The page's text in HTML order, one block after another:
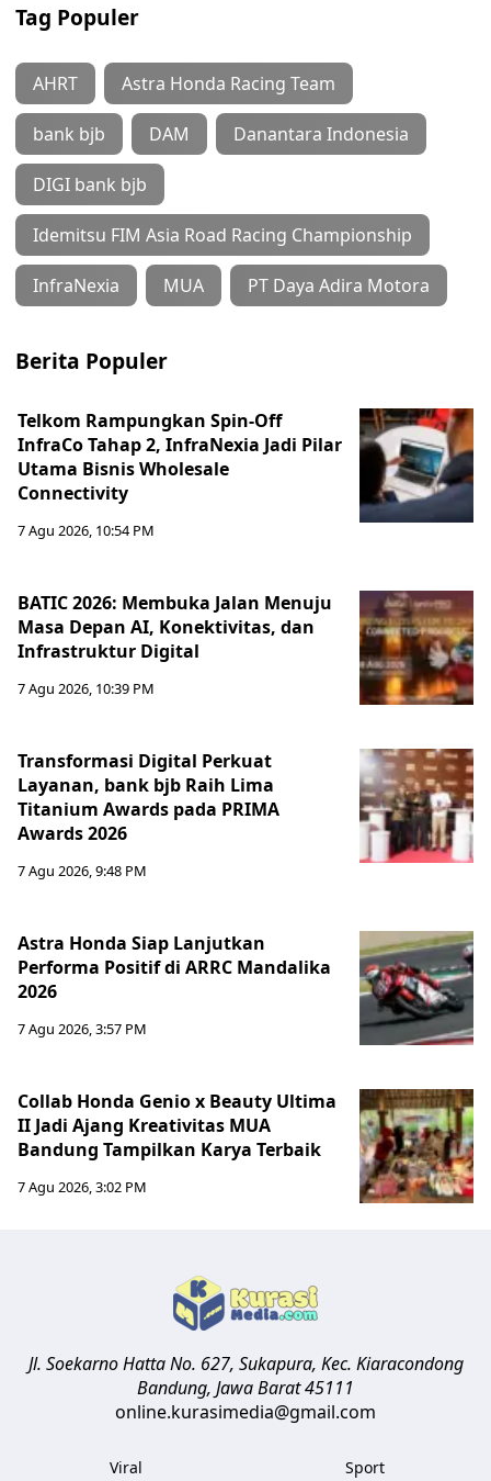
Tag Populer
AHRT Astra Honda Racing Team
bank bjb DAM Danantara Indonesia
DIGI bank bjb
Idemitsu FIM Asia Road Racing Championship
InfraNexia MUA PT Daya Adira Motora
Berita Populer
Telkom Rampungkan Spin-Off
InfraCo Tahap 2, InfraNexia Jadi Pilar
Utama Bisnis Wholesale
Connectivity
7 Agu 2026, 10:54 PM
BATIC 2026: Membuka Jalan Menuju
Masa Depan AI, Konektivitas, dan
Infrastruktur Digital
7 Agu 2026, 10:39 PM
Transformasi Digital Perkuat
Layanan, bank bjb Raih Lima
Titanium Awards pada PRIMA
Awards 2026
7 Agu 2026, 9:48 PM
Astra Honda Siap Lanjutkan
Performa Positif di ARRC Mandalika
2026
7 Agu 2026, 3:57 PM
Collab Honda Genio x Beauty Ultima
II Jadi Ajang Kreativitas MUA
Bandung Tampilkan Karya Terbaik
7 Agu 2026, 3:02 PM
Jl. Soekarno Hatta No. 627, Sukapura, Kec. Kiaracondong
Bandung, Jawa Barat45111
online.kurasimedia@gmail.com
Viral Sport